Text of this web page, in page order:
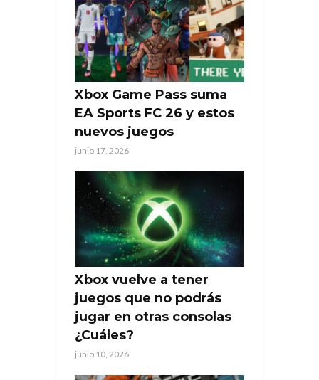
Xbox Game Pass suma
EA Sports FC 26 y estos
nuevos juegos
junio 17, 2026
Xbox vuelve a tener
juegos que no podrás
jugar en otras consolas
¿Cuáles?
junio 10, 2026